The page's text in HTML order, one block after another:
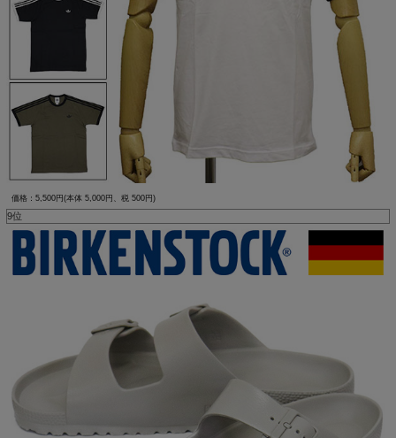
価格：5,500円(本体 5,000円、税 500円)
9位